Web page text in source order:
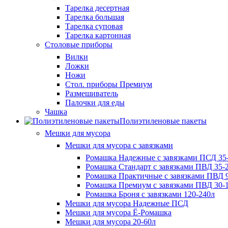
Тарелка десертная
Тарелка большая
Тарелка суповая
Тарелка картонная
Столовые приборы
Вилки
Ложки
Ножи
Стол. приборы Премиум
Размешиватель
Палочки для еды
Чашка
Полиэтиленовые пакеты
Мешки для мусора
Мешки для мусора с завязками
Ромашка Надежные с завязками ПСД
Ромашка Стандарт с завязками ПВД 35-
Ромашка Практичные с завязками ПВД
Ромашка Премиум с завязками ПВД 30-
Ромашка Броня с завязками 120-240л
Мешки для мусора Надежные ПСД
Мешки для мусора Ё-Ромашка
Мешки для мусора 20-60л